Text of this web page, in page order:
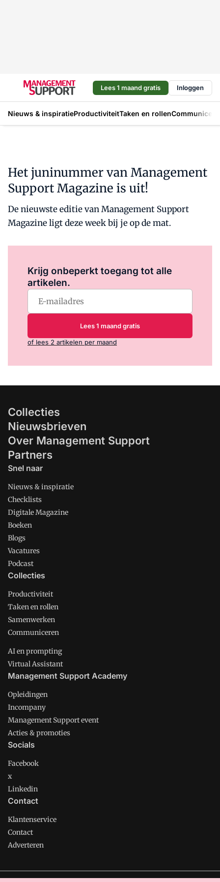
Lees 1 maand gratis Inloggen
Nieuws & inspiratieProductiviteitTaken en rollen
Het juninummer van Management
Support Magazine is uit!
De nieuwste editie van Management Support
Magazine ligt deze week bij je op de mat.
Krijg onbeperkt toegang tot alle
artikelen.
Lees 1 maand gratis
of lees 2 artikelen per maand
Collecties
Nieuwsbrieven
Over Management Support
Partners
Snel naar
Nieuws & inspiratie
Checklists
Digitale Magazine
Boeken
Blogs
Vacatures
Podcast
Collecties
Productiviteit
Taken en rollen
Samenwerken
Communiceren
AI en prompting
Virtual Assistant
Management Support Academy
Opleidingen
Incompany
Management Support event
Acties & promoties
Socials
Facebook
x
Linkedin
Contact
Klantenservice
Contact
Adverteren